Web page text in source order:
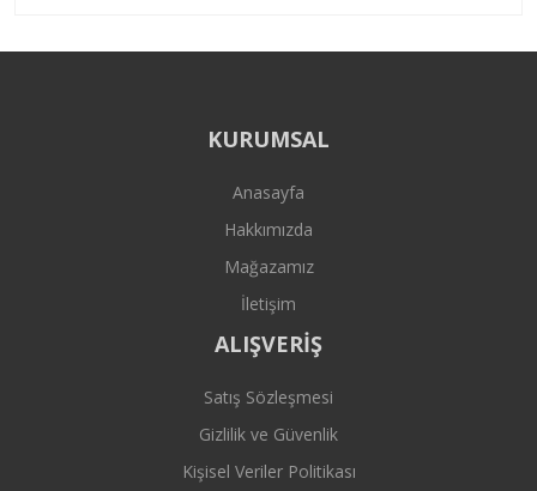
KURUMSAL
Anasayfa
Hakkımızda
Mağazamız
İletişim
ALIŞVERİŞ
Satış Sözleşmesi
Gizlilik ve Güvenlik
Kişisel Veriler Politikası